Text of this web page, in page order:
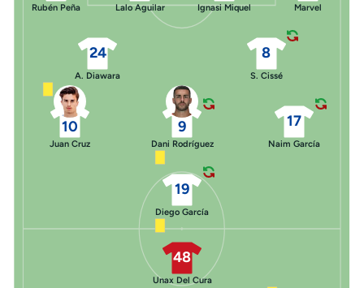
Marvel
Ignasi Miquel
Lalo Aguilar
Rubén Peña
8
S. Cissé
24
A. Diawara
17
Naim García
9
Dani Rodríguez
10
Juan Cruz
19
Diego García
48
Unax Del Cura